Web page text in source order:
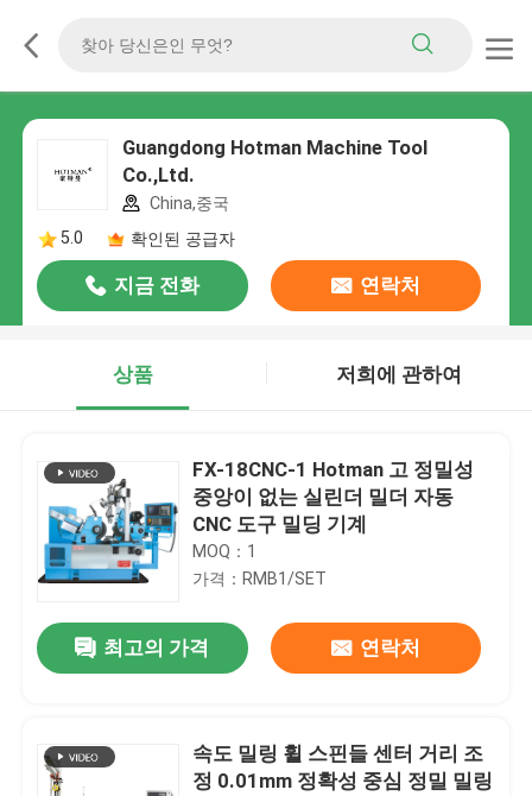
Guangdong Hotman Machine Tool
Co.,Ltd.
China,중국
5.0
확인된 공급자
지금 전화 연락처
상품 저희에 관하여
FX-18CNC-1 Hotman 고 정밀성
중앙이 없는 실린더 밀더 자동
CNC 도구 밀딩 기계
MOQ：1
가격：RMB1/SET
최고의 가격 연락처
속도 밀링 휠 스핀들 센터 거리 조
정 0.01mm 정확성 중심 정밀 밀링